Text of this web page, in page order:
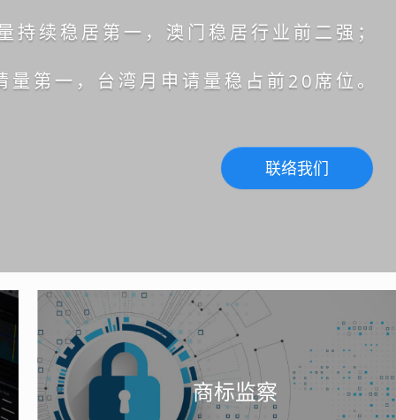
续稳居第一，澳门稳居行业前二强；
第一，台湾月申请量稳占前20席位。
联络我们
商标监察